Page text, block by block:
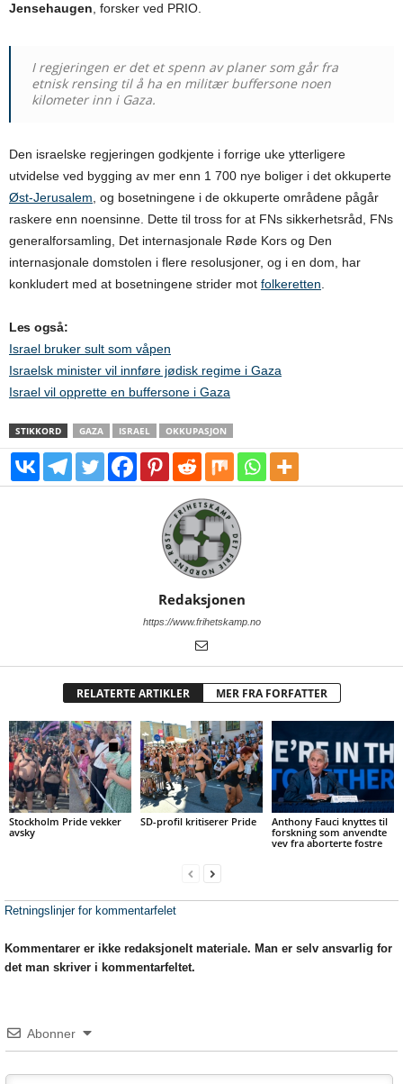
Jensehaugen, forsker ved PRIO.
I regjeringen er det et spenn av planer som går fra
etnisk rensing til å ha en militær buffersone noen
kilometer inn i Gaza.
Den israelske regjeringen godkjente i forrige uke ytterligere
utvidelse ved bygging av mer enn 1 700 nye boliger i det okkuperte
Øst-Jerusalem, og bosetningene i de okkuperte områdene pågår
raskere enn noensinne. Dette til tross for at FNs sikkerhetsråd, FNs
generalforsamling, Det internasjonale Røde Kors og Den
internasjonale domstolen i flere resolusjoner, og i en dom, har
konkludert med at bosetningene strider mot folkeretten.
Les også:
Israel bruker sult som våpen
Israelsk minister vil innføre jødisk regime i Gaza
Israel vil opprette en buffersone i Gaza
STIKKORD GAZA ISRAEL OKKUPASJON
Redaksjonen
https://www.frihetskamp.no
RELATERTE ARTIKLER MER FRA FORFATTER
Stockholm Pride vekker
avsky
SD-profil kritiserer Pride
Anthony Fauci knyttes til
forskning som anvendte
vev fra aborterte fostre
Retningslinjer for kommentarfelet
Kommentarer er ikke redaksjonelt materiale. Man er selv ansvarlig for
det man skriver i kommentarfeltet.
Abonner